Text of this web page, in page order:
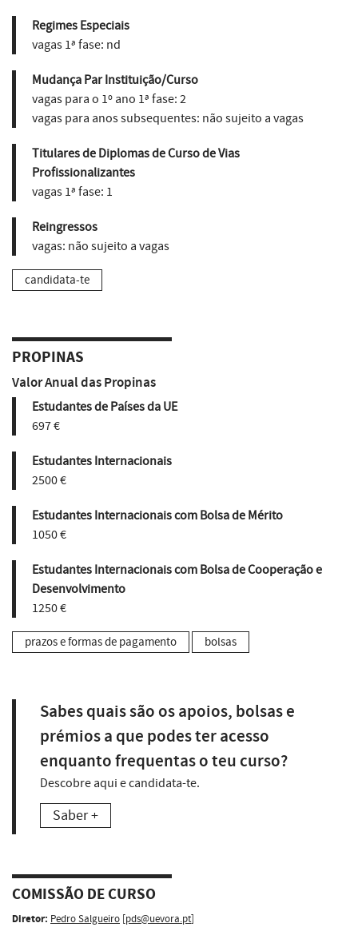
Regimes Especiais
vagas 1ª fase: nd
Mudança Par Instituição/Curso
vagas para o 1º ano 1ª fase: 2
vagas para anos subsequentes: não sujeito a vagas
Titulares de Diplomas de Curso de Vias
Profissionalizantes
vagas 1ª fase: 1
Reingressos
vagas: não sujeito a vagas
candidata-te
PROPINAS
Valor Anual das Propinas
Estudantes de Países da UE
697 €
Estudantes Internacionais
2500 €
Estudantes Internacionais com Bolsa de Mérito
1050 €
Estudantes Internacionais com Bolsa de Cooperação e
Desenvolvimento
1250 €
prazos e formas de pagamento bolsas
Sabes quais são os apoios, bolsas e
prémios a que podes ter acesso
enquanto frequentas o teu curso?
Descobre aqui e candidata-te.
Saber +
COMISSÃO DE CURSO
Diretor: Pedro Salgueiro [pds@uevora.pt]